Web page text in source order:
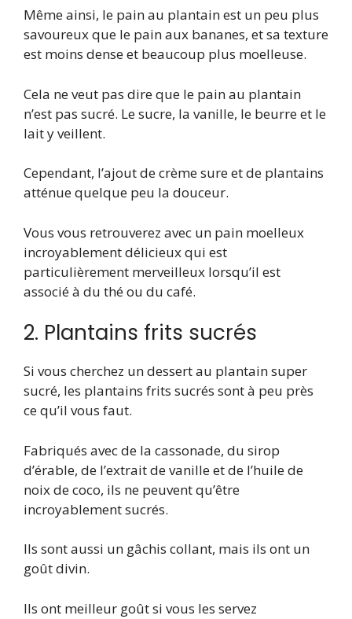
Même ainsi, le pain au plantain est un peu plus
savoureux que le pain aux bananes, et sa texture
est moins dense et beaucoup plus moelleuse.
Cela ne veut pas dire que le pain au plantain
n’est pas sucré. Le sucre, la vanille, le beurre et le
lait y veillent.
Cependant, l’ajout de crème sure et de plantains
atténue quelque peu la douceur.
Vous vous retrouverez avec un pain moelleux
incroyablement délicieux qui est
particulièrement merveilleux lorsqu’il est
associé à du thé ou du café.
2. Plantains frits sucrés
Si vous cherchez un dessert au plantain super
sucré, les plantains frits sucrés sont à peu près
ce qu’il vous faut.
Fabriqués avec de la cassonade, du sirop
d’érable, de l’extrait de vanille et de l’huile de
noix de coco, ils ne peuvent qu’être
incroyablement sucrés.
Ils sont aussi un gâchis collant, mais ils ont un
goût divin.
Ils ont meilleur goût si vous les servez